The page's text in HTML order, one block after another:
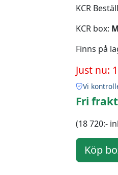
KCR
KCR box:
Finns på
Just nu:
Vi
Fri
(18 720:-